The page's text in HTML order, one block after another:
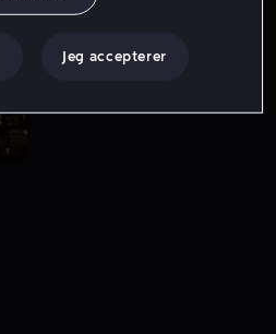
Fra 49 kr
Jeg accepterer